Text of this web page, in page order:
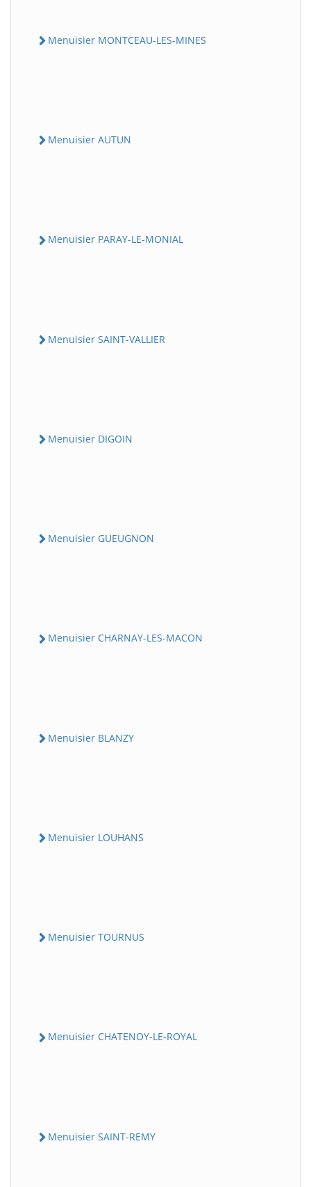
Menuisier MONTCEAU-LES-MINES
Menuisier AUTUN
Menuisier PARAY-LE-MONIAL
Menuisier SAINT-VALLIER
Menuisier DIGOIN
Menuisier GUEUGNON
Menuisier CHARNAY-LES-MACON
Menuisier BLANZY
Menuisier LOUHANS
Menuisier TOURNUS
Menuisier CHATENOY-LE-ROYAL
Menuisier SAINT-REMY